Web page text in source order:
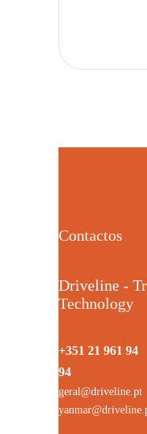
Contactos
Driveline -
Technology
+351 21 961 94
94
geral@driveline.pt